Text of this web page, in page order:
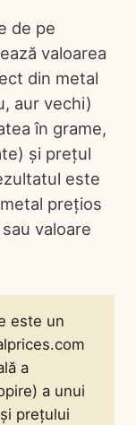
de pe
valoarea
din metal
aur vechi)
în grame,
și prețul
este
prețios
valoare
este un
a
a unui
prețului